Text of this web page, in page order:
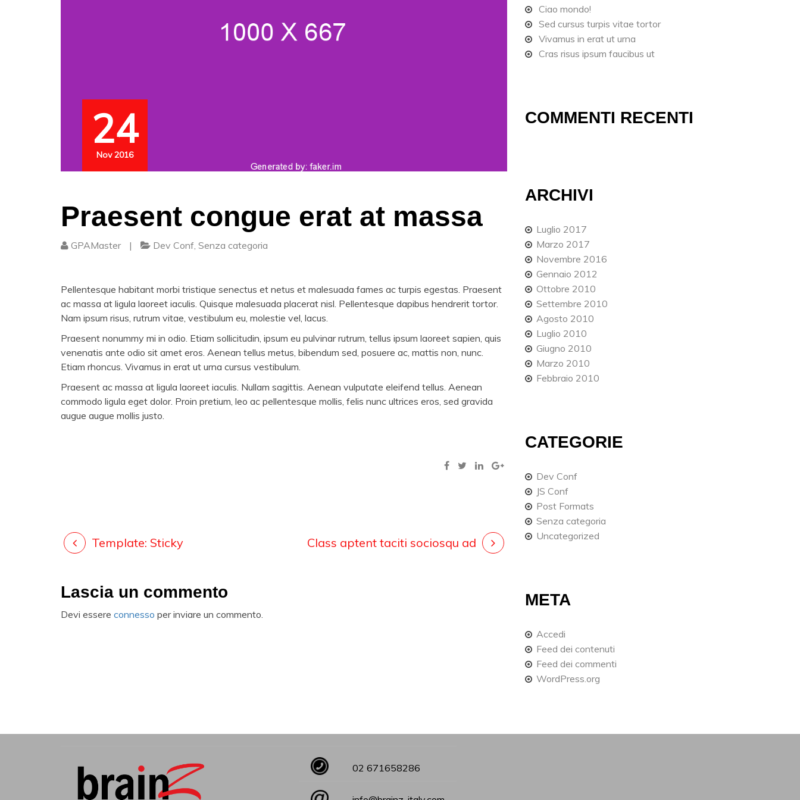
24
Nov 2016
Praesent congue erat at massa
GPAMaster | Dev Conf, Senza categoria
Pellentesque habitant morbi tristique senectus et netus et malesuada fames ac turpis egestas. Praesent
ac massa at ligula laoreet iaculis. Quisque malesuada placerat nisl. Pellentesque dapibus hendrerit tortor.
Nam ipsum risus, rutrum vitae, vestibulum eu, molestie vel, lacus.
Praesent nonummy mi in odio. Etiam sollicitudin, ipsum eu pulvinar rutrum, tellus ipsum laoreet sapien, quis
venenatis ante odio sit amet eros. Aenean tellus metus, bibendum sed, posuere ac, mattis non, nunc.
Etiam rhoncus. Vivamus in erat ut urna cursus vestibulum.
Praesent ac massa at ligula laoreet iaculis. Nullam sagittis. Aenean vulputate eleifend tellus. Aenean
commodo ligula eget dolor. Proin pretium, leo ac pellentesque mollis, felis nunc ultrices eros, sed gravida
augue augue mollis justo.
Template: Sticky Class aptent taciti sociosqu ad
Lascia un commento
Devi essere connesso per inviare un commento.
Ciao mondo!
Sed cursus turpis vitae tortor
Vivamus in erat ut urna
Cras risus ipsum faucibus ut
COMMENTI RECENTI
ARCHIVI
Luglio 2017
Marzo 2017
Novembre 2016
Gennaio 2012
Ottobre 2010
Settembre 2010
Agosto 2010
Luglio 2010
Giugno 2010
Marzo 2010
Febbraio 2010
CATEGORIE
Dev Conf
JS Conf
Post Formats
Senza categoria
Uncategorized
META
Accedi
Feed dei contenuti
Feed dei commenti
WordPress.org
02 671658286